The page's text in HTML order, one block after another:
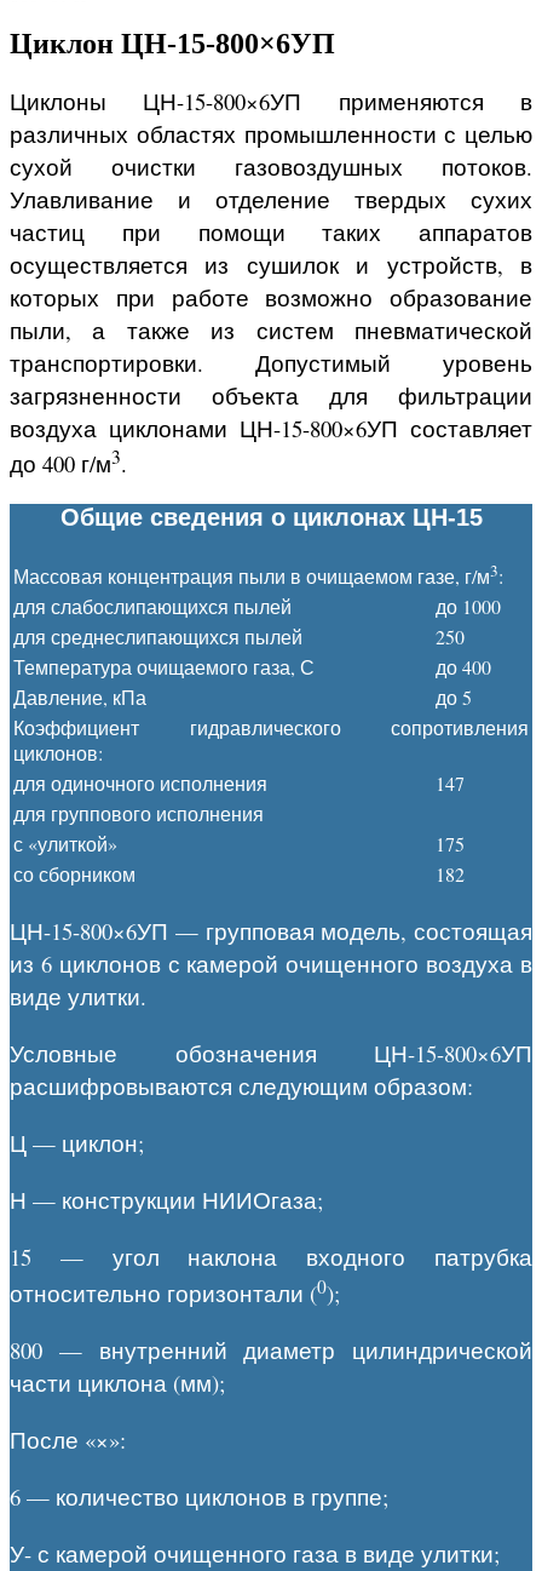
Циклон ЦН-15-800×6УП
Циклоны ЦН-15-800×6УП применяются в
различных областях промышленности с целью
сухой очистки газовоздушных потоков.
Улавливание и отделение твердых сухих
частиц при помощи таких аппаратов
осуществляется из сушилок и устройств, в
которых при работе возможно образование
пыли, а также из систем пневматической
транспортировки. Допустимый уровень
загрязненности объекта для фильтрации
воздуха циклонами ЦН-15-800×6УП составляет
до 400 г/м3.
Общие сведения о циклонах ЦН-15
Массовая концентрация пыли в очищаемом газе, г/м3:
для слабослипающихся пылей
до 1000
для среднеслипающихся пылей
250
Температура очищаемого газа, С
до 400
Давление, кПа
до 5
Коэффициент гидравлического сопротивления
циклонов:
для одиночного исполнения
147
для группового исполнения
с «улиткой»
175
со сборником
182
ЦН-15-800×6УП — групповая модель, состоящая
из 6 циклонов с камерой очищенного воздуха в
виде улитки.
Условные обозначения ЦН-15-800×6УП
расшифровываются следующим образом:
Ц — циклон;
Н — конструкции НИИОгаза;
15 — угол наклона входного патрубка
относительно горизонтали (0);
800 — внутренний диаметр цилиндрической
части циклона (мм);
После «×»:
6 — количество циклонов в группе;
У- с камерой очищенного газа в виде улитки;